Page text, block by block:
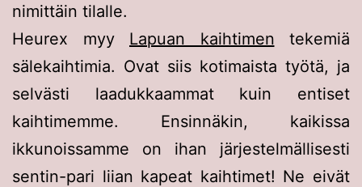
nimittäin tilalle.
Heurex myy Lapuan kaihtimen tekemiä
sälekaihtimia. Ovat siis kotimaista työtä, ja
selvästi laadukkaammat kuin entiset
kaihtimemme. Ensinnäkin, kaikissa
ikkunoissamme on ihan järjestelmällisesti
sentin-pari liian kapeat kaihtimet! Ne eivät